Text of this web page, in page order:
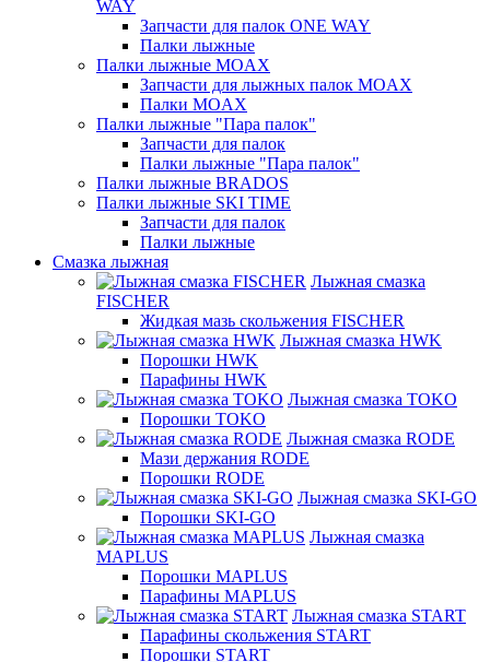
WAY
Запчасти для палок ONE WAY
Палки лыжные
Палки лыжные MOAX
Запчасти для лыжных палок MOAX
Палки MOAX
Палки лыжные "Пара палок"
Запчасти для палок
Палки лыжные "Пара палок"
Палки лыжные BRADOS
Палки лыжные SKI TIME
Запчасти для палок
Палки лыжные
Смазка лыжная
Лыжная смазка
FISCHER
Жидкая мазь скольжения FISCHER
Лыжная смазка HWK
Порошки HWK
Парафины HWK
Лыжная смазка TOKO
Порошки TOKO
Лыжная смазка RODE
Мази держания RODE
Порошки RODE
Лыжная смазка SKI-GO
Порошки SKI-GO
Лыжная смазка
MAPLUS
Порошки MAPLUS
Парафины MAPLUS
Лыжная смазка START
Парафины скольжения START
Порошки START